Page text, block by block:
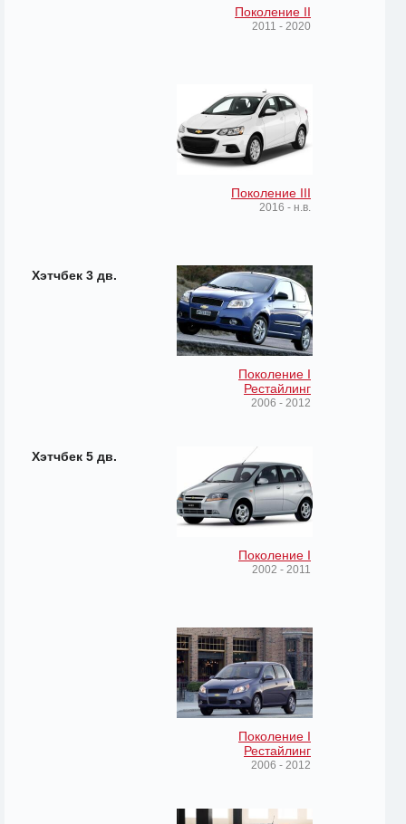
Поколение II
2011 - 2020
Поколение III
2016 - н.в.
Хэтчбек 3 дв.
Поколение I
Рестайлинг
2006 - 2012
Хэтчбек 5 дв.
Поколение I
2002 - 2011
Поколение I
Рестайлинг
2006 - 2012